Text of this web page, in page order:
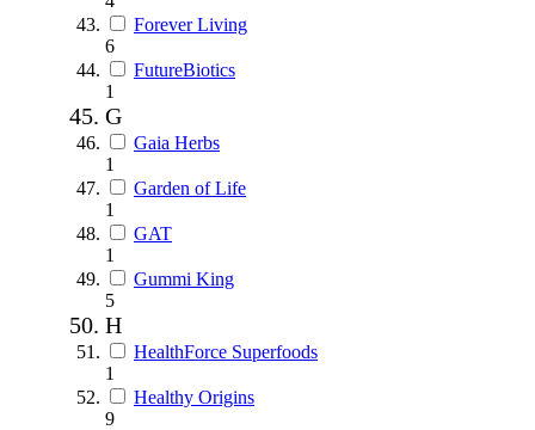
Forever Living
6
FutureBiotics
1
G
Gaia Herbs
1
Garden of Life
1
GAT
1
Gummi King
5
H
HealthForce Superfoods
1
Healthy Origins
9